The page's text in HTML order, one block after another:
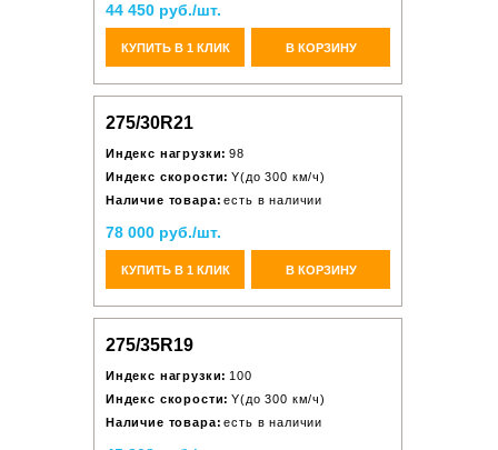
44 450 руб./шт.
КУПИТЬ В 1 КЛИК В КОРЗИНУ
275/30R21
Индекс нагрузки: 98
Индекс скорости: Y(до 300 км/ч)
Наличие товара: есть в наличии
78 000 руб./шт.
КУПИТЬ В 1 КЛИК В КОРЗИНУ
275/35R19
Индекс нагрузки: 100
Индекс скорости: Y(до 300 км/ч)
Наличие товара: есть в наличии